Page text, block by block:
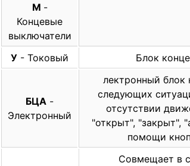
М -
Концевые
выключатели
У - Токовый Блок
БЦА -
Электронный
лектронный
следующих
отсутствии
"открыт", "закрыт",
помощи
Совмещает в